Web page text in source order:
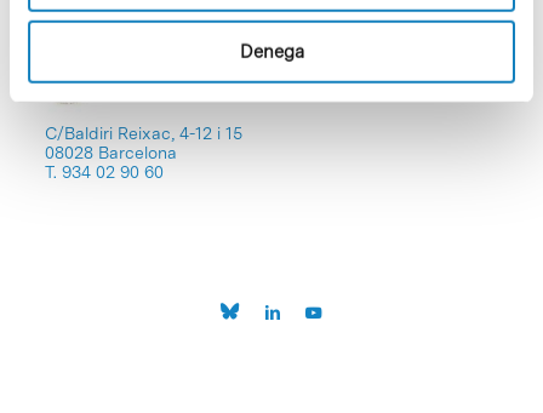
Denega
C/Baldiri Reixac, 4-12 i 15
08028 Barcelona
T. 934 02 90 60